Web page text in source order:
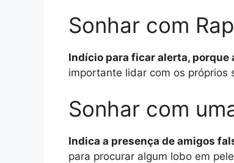
Sonhar com
Indício para ficar alerta,
importante lidar com os próprios
Sonhar com
Indica a presença de amigos
para procurar algum lobo em